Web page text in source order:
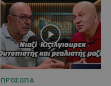
ΠΡΌΣΩΠΑ